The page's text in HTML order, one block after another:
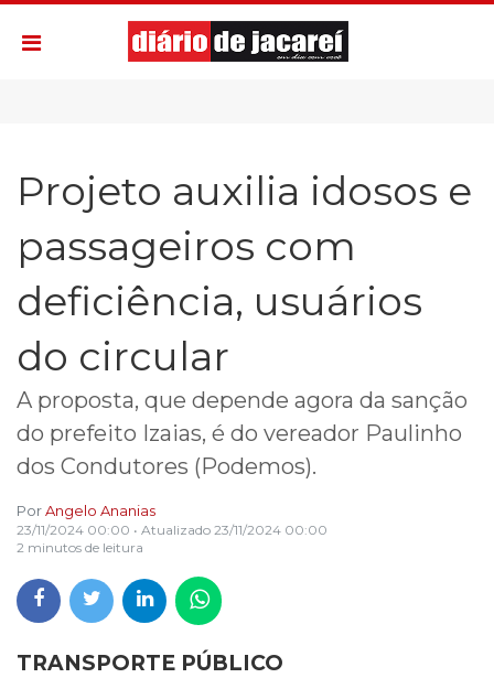
Projeto auxilia idosos e
passageiros com
deficiência, usuários
do circular
A proposta, que depende agora da sanção
do prefeito Izaias, é do vereador Paulinho
dos Condutores (Podemos).
PorAngelo Ananias
23/11/2024 00:00 • Atualizado 23/11/2024 00:00
2 minutos de leitura
TRANSPORTE PÚBLICO